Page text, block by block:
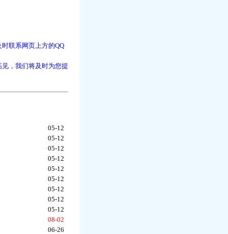
联系网页上方的QQ
，我们将及时为您提
05-12
05-12
05-12
05-12
05-12
05-12
05-12
05-12
05-12
08-02
06-26